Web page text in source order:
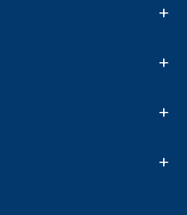
+
+
+
+